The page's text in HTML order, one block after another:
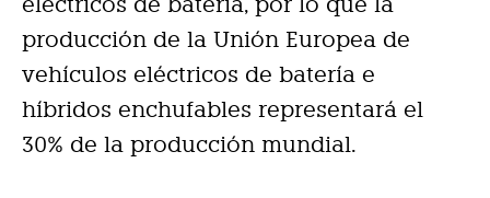
producción de la Unión Europea de
vehículos eléctricos de batería e
híbridos enchufables representará el
30% de la producción mundial.